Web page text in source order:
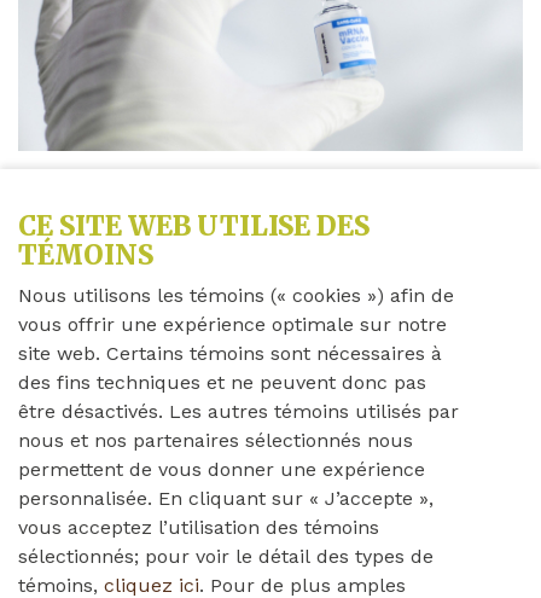
Partagez cette nouvelle
Mercredi 23 juin 2021
Chers membres de la famille,
Veuillez lire la lettre ci-dessous de Brendalee
concernant COVID-19. N'hésitez pas à nous contacter
si vous avez des questions ou des préoccupations.
CE SITE WEB UTILISE DES
TÉMOINS
Nous utilisons les témoins (« cookies ») afin de
vous offrir une expérience optimale sur notre
site web. Certains témoins sont nécessaires à
des fins techniques et ne peuvent donc pas
être désactivés. Les autres témoins utilisés par
nous et nos partenaires sélectionnés nous
permettent de vous donner une expérience
personnalisée. En cliquant sur « J’accepte »,
vous acceptez l’utilisation des témoins
sélectionnés; pour voir le détail des types de
témoins, cliquez ici. Pour de plus amples